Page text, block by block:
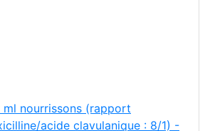
nourrissons (rapport
acide clavulanique : 8/1) -